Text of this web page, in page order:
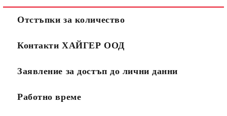
Отстъпки за количество
Контакти ХАЙГЕР ООД
Заявление за достъп до лични данни
Работно време